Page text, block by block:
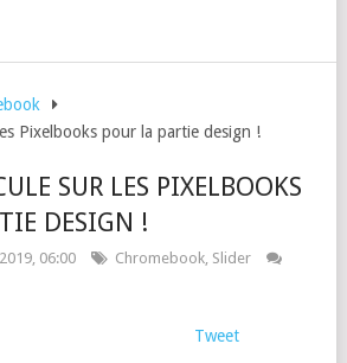
Pixelbooks pour la partie design !
SUR LES PIXELBOOKS
DESIGN !
06:00 Chromebook, Slider
Tweet